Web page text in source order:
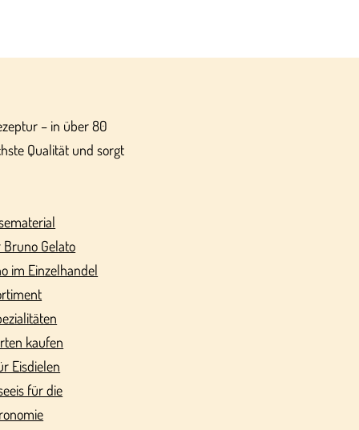
– in über 80
Qualität und sorgt
Bruno Gelato
im Einzelhandel
kaufen
Eisdielen
für die